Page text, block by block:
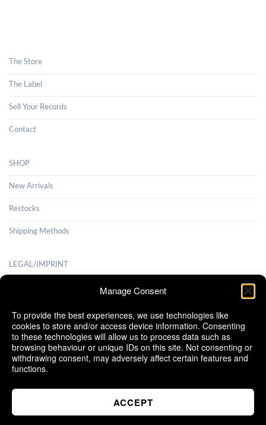
Manage Consent
To provide the best experiences, we use technologies like
cookies to store and/or access device information. Consenting
to these technologies will allow us to process data such as
browsing behaviour or unique IDs on this site. Not consenting or
withdrawing consent, may adversely affect certain features and
functions.
ACCEPT
The Store
The Label
Sell Your Records
Contact
SHOP
New Arrivals
Restocks
Shipping Methods
LEGAL/IMPRINT
Shipping Methods
Cancellation Policy